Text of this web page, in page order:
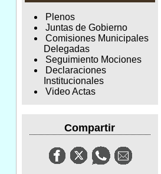
Plenos
Juntas de Gobierno
Comisiones Municipales
Delegadas
Seguimiento Mociones
Declaraciones
Institucionales
Video Actas
Compartir